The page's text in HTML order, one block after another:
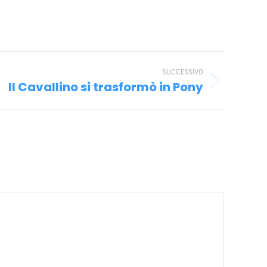
SUCCESSIVO
Il Cavallino si trasformò in Pony